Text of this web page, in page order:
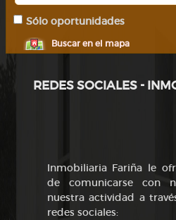
Sólo oportunidades
Buscar en el mapa
REDES SOCIALES -
Inmobiliaria Fariña le
de comunicarse con
nuestra actividad a
redes sociales: